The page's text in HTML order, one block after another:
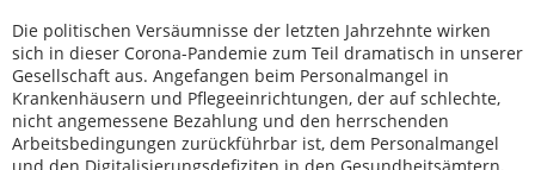
Die politischen Versäumnisse der letzten Jahrzehnte wirken
sich in dieser Corona-Pandemie zum Teil dramatisch in unserer
Gesellschaft aus. Angefangen beim Personalmangel in
Krankenhäusern und Pflegeeinrichtungen, der auf schlechte,
nicht angemessene Bezahlung und den herrschenden
Arbeitsbedingungen zurückführbar ist, dem Personalmangel